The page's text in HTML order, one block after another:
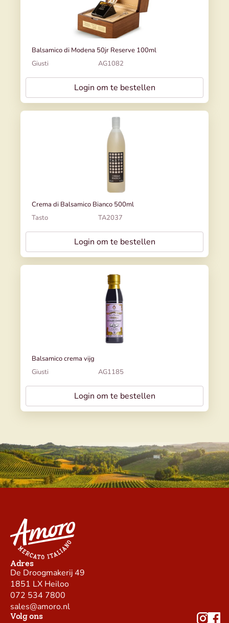
Balsamico di Modena 50jr Reserve 100ml
Giusti
AG1082
Login om te bestellen
Crema di Balsamico Bianco 500ml
Tasto
TA2037
Login om te bestellen
Balsamico crema vijg
Giusti
AG1185
Login om te bestellen
Adres
De Droogmakerij 49
1851 LX Heiloo
072 534 7800
sales@amoro.nl
Volg ons